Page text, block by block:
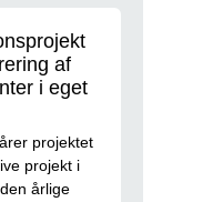
af
i eget
projektet
projekt i
årlige